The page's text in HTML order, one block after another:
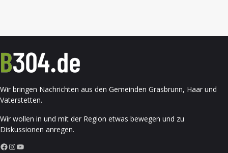
Wir bringen Nachrichten aus den Gemeinden Grasbrunn, Haar und
Vaterstetten.
Wir wollen in und mit der Region etwas bewegen und zu
Diskussionen anregen.
Facebook InstagramYouTube